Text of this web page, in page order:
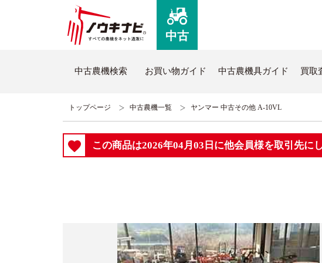
中古
ノウキナビについて
はじめての方へ
ノウキナビブログ
新品農機を買いた
新品農機検索
中古農機検索 お買い物ガイド 中古農機具ガイド 買取
トップページ 中古農機一覧 ヤンマー 中古その他 A-10VL
この商品は2026年04月03日に他会員様を取引先に